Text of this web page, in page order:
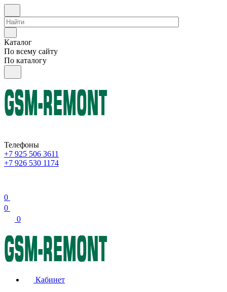
Каталог
По всему сайту
По каталогу
Телефоны
+7 925 506 3611
+7 926 530 1174
0
0
0
Кабинет